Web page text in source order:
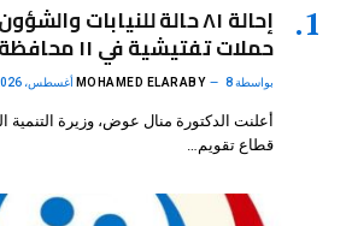
إحالة ٨١ حالة للنيابات
حملات تفتيشية في ١١ محافظة
بواسطة MOHAMED ELARABY 8 أغسطس، 2026
أعلنت الدكتورة منال عوض، وزيرة التنمية
قطاع تقويم…